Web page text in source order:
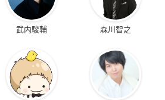
武内駿輔 森川智之